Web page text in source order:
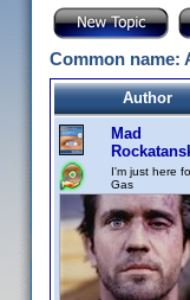
Common name:
Author
Mad
I'm just here
Gas